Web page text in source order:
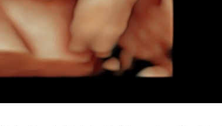
con 34 semanas y 6 días, mi...
READING
SHARE: